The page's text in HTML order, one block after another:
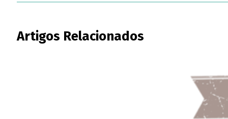
Artigos Relacionados